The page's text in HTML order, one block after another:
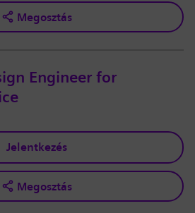
Megosztás
Engineer for
Jelentkezés
Megosztás